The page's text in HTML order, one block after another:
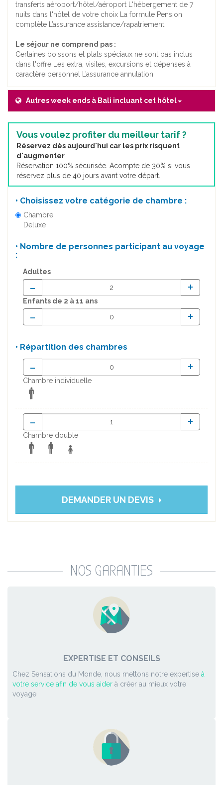
transferts aéroport/hôtel/aéroport L'hébergement de 7
nuits dans l'hôtel de votre choix La formule Pension
complète L’assurance assistance/rapatriement
Le séjour ne comprend pas :
Certaines boissons et plats spéciaux ne sont pas inclus
dans l'offre Les extra, visites, excursions et dépenses à
caractère personnel L’assurance annulation
Autres week ends à Bali incluant cet hôtel
Vous voulez profiter du meilleur tarif ?
Réservez dès aujourd'hui car les prix risquent
d'augmenter
Réservation 100% sécurisée. Acompte de 30% si vous
réservez plus de 40 jours avant votre départ.
• Choisissez votre catégorie de chambre :
Chambre
Deluxe
• Nombre de personnes participant au voyage
:
Adultes
- +
Enfants de 2 à 11 ans
- +
• Répartition des chambres
- +
Chambre individuelle
- +
Chambre double
DEMANDER UN DEVIS
NOS GARANTIES
EXPERTISE ET CONSEILS
Chez Sensations du Monde, nous mettons notre expertise à
votre service afin de vous aider à créer au mieux votre
voyage